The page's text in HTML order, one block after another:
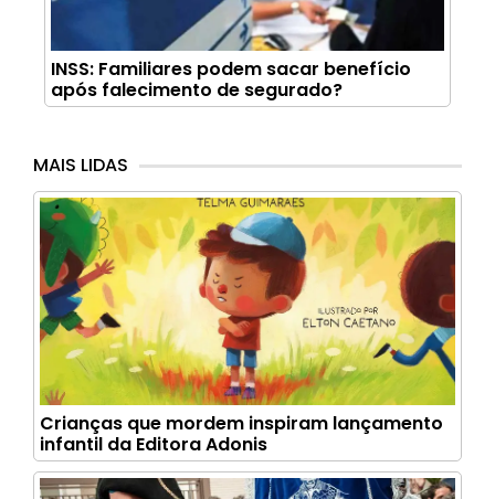
INSS: Familiares podem sacar benefício
após falecimento de segurado?
MAIS LIDAS
Crianças que mordem inspiram lançamento
infantil da Editora Adonis